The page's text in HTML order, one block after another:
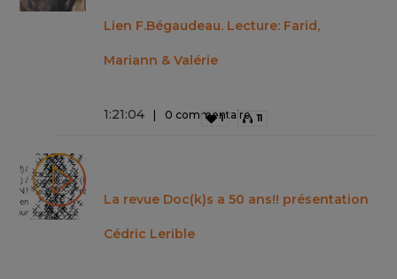
Lien F.Bégaudeau. Lecture: Farid,
Mariann & Valérie
1:21:04 0 commentaire
1 11
La revue Doc(k)s a 50 ans!! présentation
Cédric Lerible